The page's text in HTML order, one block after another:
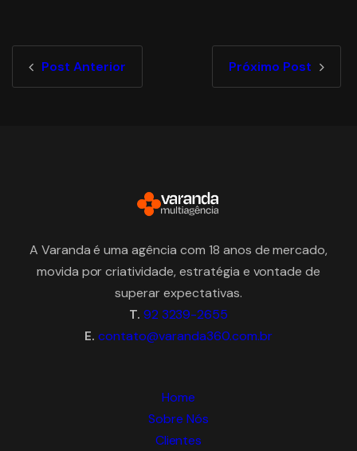
Post Anterior Próximo Post
A Varanda é uma agência com 18 anos de mercado,
movida por criatividade, estratégia e vontade de
superar expectativas.
T. 92 3239-2655
E. contato@varanda360.com.br
Home
Sobre Nós
Clientes